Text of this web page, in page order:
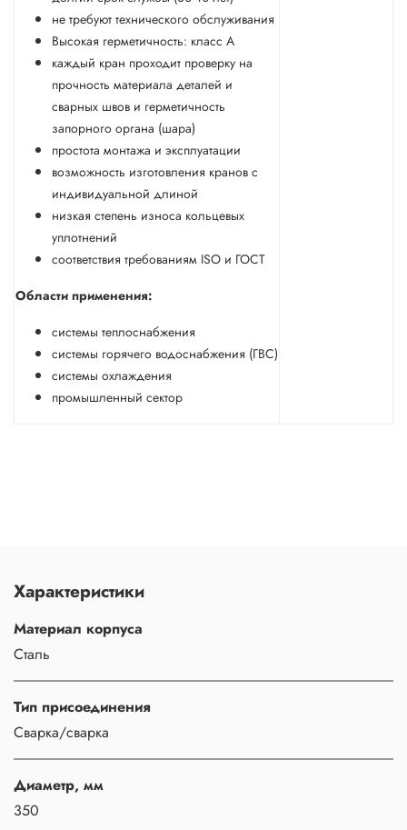
не требуют технического обслуживания
Высокая герметичность: класс А
каждый кран проходит проверку на
прочность материала деталей и
сварных швов и герметичность
запорного органа (шара)
простота монтажа и эксплуатации
возможность изготовления кранов с
индивидуальной длиной
низкая степень износа кольцевых
уплотнений
соответствия требованиям ISO и ГОСТ
Области применения:
системы теплоснабжения
системы горячего водоснабжения (ГВС)
системы охлаждения
промышленный сектор
Характеристики
Материал корпуса
Сталь
Тип присоединения
Сварка/сварка
Диаметр, мм
350